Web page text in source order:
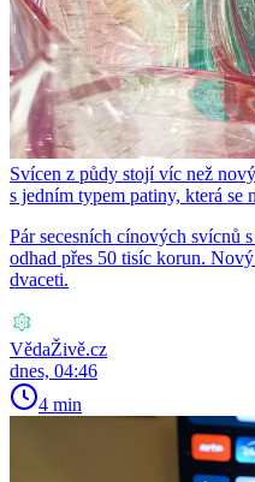
Svícen z půdy stojí víc než
s jedním typem patiny, která se
Pár secesních cínových svícnů
odhad přes 50 tisíc korun.
dvaceti.
VědaŽivě.cz
dnes, 04:46
4 min